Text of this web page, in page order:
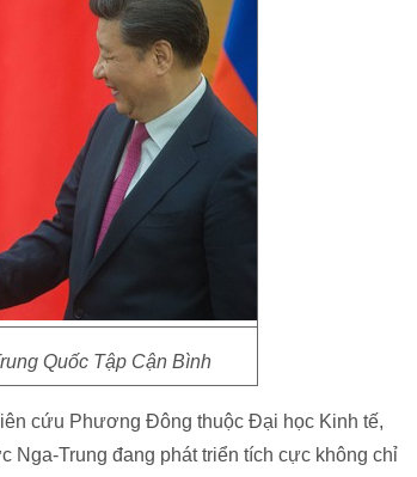
Quốc Tập Cận Bình
cứu Phương Đông thuộc Đại học Kinh tế,
Trung đang phát triển tích cực không chỉ